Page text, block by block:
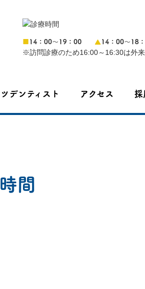
■14：00〜19：00 ▲14：00〜18
※訪問診療のため16:00～16:30は外
デンティスト アクセス
間